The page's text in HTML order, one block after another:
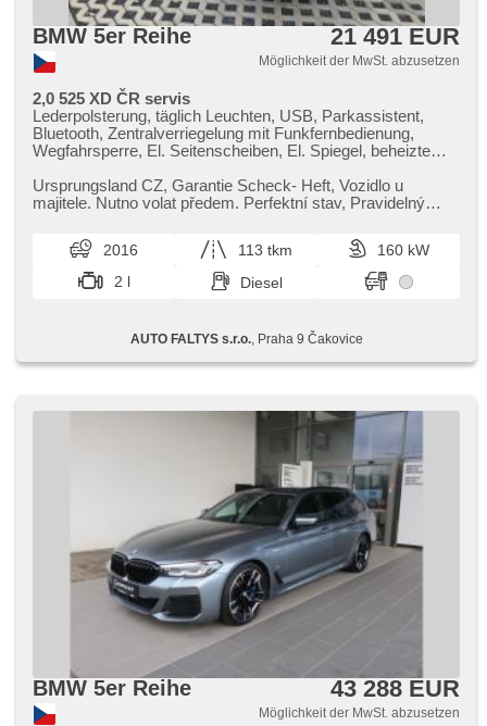
BMW 5er Reihe 21 491 EUR
Möglichkeit der MwSt. abzusetzen
2,0 525 XD ČR servis
Lederpolsterung, täglich Leuchten, USB, Parkassistent,
Bluetooth, Zentralverriegelung mit Funkfernbedienung,
Wegfahrsperre, El. Seitenscheiben, El. Spiegel, beheizte
Leuchte, Schaltflutlicht, Klimaautomatik, Klimaablage,
Teilbare Rücksitzbank, beheizte Sitze, El. einstellbare Sitze,
Längssitzvorschub, Ledersitze, Ausziehbare Kopflehnen,
Lenkrad einstellbar, Multifunktionslenkrad, 6x Airbag, isofix,
Beifahrerairbagdeaktivierung, Bordcomputer, Navigation,
Außenthermometer, zadní loketní opěrka, ABS,
parkovací senzory přední, parkovací senzory zadní, Antrieb
4x4, Tempomat, starten per Taste, Start-Stop System
Ursprungsland CZ,​ Garantie Scheck​- Heft,​ Vozidlo u
majitele. Nutno volat předem. Perfektní stav,​ Pravidelný
2016 113 tkm
160 kW
2 l
Diesel
AUTO FALTYS s.r.o., Praha 9 Čakovice
BMW 5er Reihe 43 288 EUR
Möglichkeit der MwSt. abzusetzen